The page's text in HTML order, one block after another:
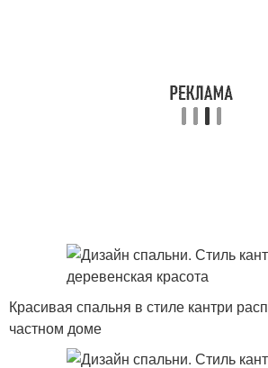
Красивая спальня в стиле кантри
частном доме